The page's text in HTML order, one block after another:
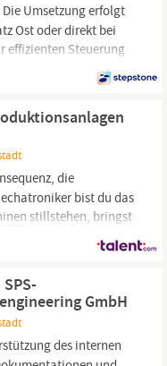
Die Umsetzung erfolgt
Ost oder direkt bei
effizienten Steuerung
modernes ERP-
des
von
die
bist du das
stillstehen, bringst
direkten Einfluss
– und damit, wie
GmbH
des internen